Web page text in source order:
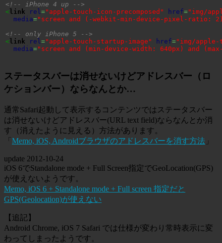
<!-- iPhone 4 up -->
<link rel="apple-touch-icon-precomposed" href="img/
media="screen and (-webkit-min-device-pixel-ratio:
<!-- only iPhone 5 -->
<link rel="apple-touch-startup-image" href="img/apple-
media="screen and (min-device-width: 640px) and
ステータスバーは消せないけどアドレスバー（ロ
ケションバー）ならなんとか…
通常Safari起動して表示するコンテンツではステータスバー
は消せないけどアドレスバー(URL text field)ならなんとか消
す（消えたように見える）方法があります。
「 Memo, iOS, Androidブラウザのアドレスバーを消す方法 」
update 2012-10-24
iOS 6でStandalone mode + Full Screen指定でGeoLocation(GPS)
が使えないようです。
Memo, iOS 6 + Standalone mode + Full screen 指定だと
GPS(Geolocation)が使えない
【追記】
Android Chrome, iOS 7 Safari では仕様が変わり常時表示に変
わってしまったようです。